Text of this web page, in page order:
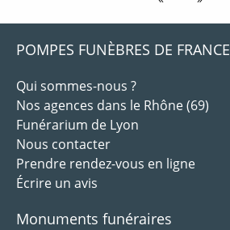
POMPES FUNÈBRES DE FRANCE
Qui sommes-nous ?
Nos agences dans le Rhône (69)
Funérarium de Lyon
Nous contacter
Prendre rendez-vous en ligne
Écrire un avis
Monuments funéraires